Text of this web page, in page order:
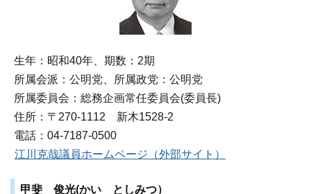
生年：昭和40年、期数：2期
所属会派：公明党、所属政党：公明党
所属委員会：総務企画常任委員会(委員長)
住所：〒270‐1112 新木1528-2
電話：04-7187-0500
江川克哉議員ホームページ（外部サイト）
甲斐 俊光(かい としみつ）